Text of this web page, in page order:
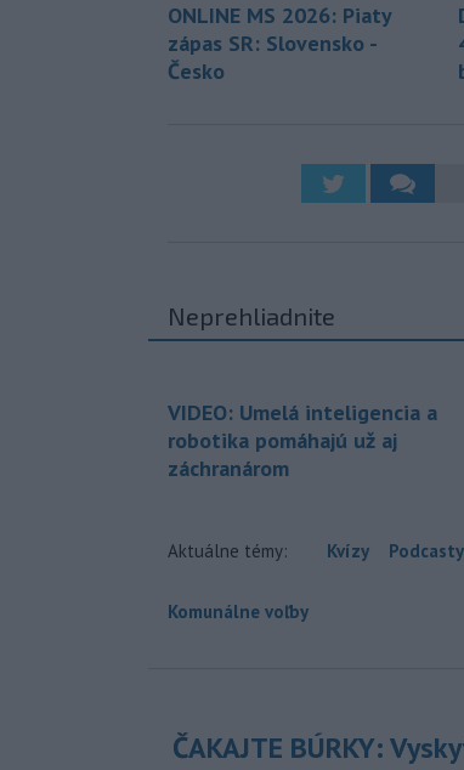
ONLINE MS 2026: Piaty
zápas SR: Slovensko -
Česko
Neprehliadnite
VIDEO: Umelá inteligencia a
robotika pomáhajú už aj
záchranárom
Aktuálne témy: Kvízy Podcasty
Komunálne voľby
ČAKAJTE BÚRKY: